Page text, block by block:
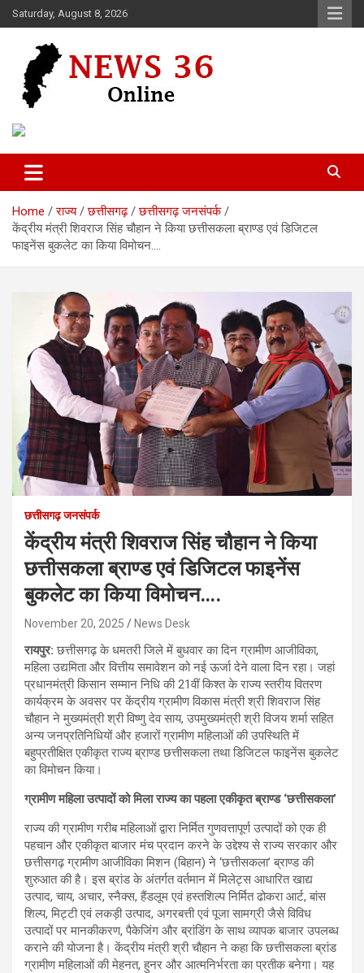
Skip
to
Saturday, August 8, 2026
News 36
Home राज्य छत्तीसगढ़
छत्तीसगढ़ जनसंपर्क
केंद्रीय मंत्री शिवराज सिंह चौहान ने किया छत्तीसकला ब्राण्ड एवं डिजिटल
फाइनेंस बुकलेट का किया विमोचन….
छत्तीसगढ़ जनसंपर्क
केंद्रीय मंत्री शिवराज सिंह चौहान ने किया
छत्तीसकला ब्राण्ड एवं डिजिटल फाइनेंस
बुकलेट का किया विमोचन….
November 20, 2025 News Desk
रायपुर: छत्तीसगढ़ के धमतरी जिले में बुधवार का दिन ग्रामीण आजीविका,
महिला उद्यमिता और वित्तीय समावेशन को नई ऊर्जा देने वाला दिन रहा। जहां
प्रधानमंत्री किसान सम्मान निधि की 21वीं किश्त के राज्य स्तरीय वितरण
कार्यक्रम के अवसर पर केंद्रीय ग्रामीण विकास मंत्री श्री शिवराज सिंह
चौहान ने मुख्यमंत्री श्री विष्णु देव साय, उपमुख्यमंत्री श्री विजय शर्मा सहित
अन्य जनप्रतिनिधियों और हजारों ग्रामीण महिलाओं की उपस्थिति में
बहुप्रतीक्षित एकीकृत राज्य ब्राण्ड छत्तीसकला तथा डिजिटल फाइनेंस बुकलेट
का विमोचन किया।
ग्रामीण महिला उत्पादों को मिला राज्य का पहला एकीकृत ब्राण्ड ‘छत्तीसकला’
राज्य की ग्रामीण गरीब महिलाओं द्वारा निर्मित गुणवत्तापूर्ण उत्पादों को एक ही
पहचान और एकीकृत बाजार मंच प्रदान करने के उद्देश्य से राज्य सरकार और
छत्तीसगढ़ ग्रामीण आजीविका मिशन (बिहान) ने ‘छत्तीसकला’ ब्राण्ड की
शुरुआत की है। इस ब्रांड के अंतर्गत वर्तमान में मिलेट्स आधारित खाद्य
उत्पाद, चाय, अचार, स्नैक्स, हैंडलूम एवं हस्तशिल्प निर्मित ढोकरा आर्ट, बांस
शिल्प, मिट्टी एवं लकड़ी उत्पाद, अगरबत्ती एवं पूजा सामग्री जैसे विविध
उत्पादों पर मानकीकरण, पैकेजिंग और ब्रांडिंग के साथ व्यापक बाजार उपलब्ध
कराने की योजना है। केंद्रीय मंत्री श्री चौहान ने कहा कि छत्तीसकला ब्रांड
ग्रामीण महिलाओं की मेहनत, हुनर और आत्मनिर्भरता का प्रतीक बनेगा। यह